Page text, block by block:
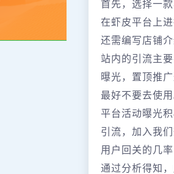
首先，选择一
在虾皮平台上
还需编写店铺
站内的引流主
曝光，置顶推
最好不要去使用
平台活动曝光
引流，加入我
用户回关的几
通过分析得知